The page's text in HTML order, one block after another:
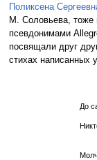
Поликсена
М. Соловьева, тоже
псевдонимами
посвящали друг
стихах написанных
До